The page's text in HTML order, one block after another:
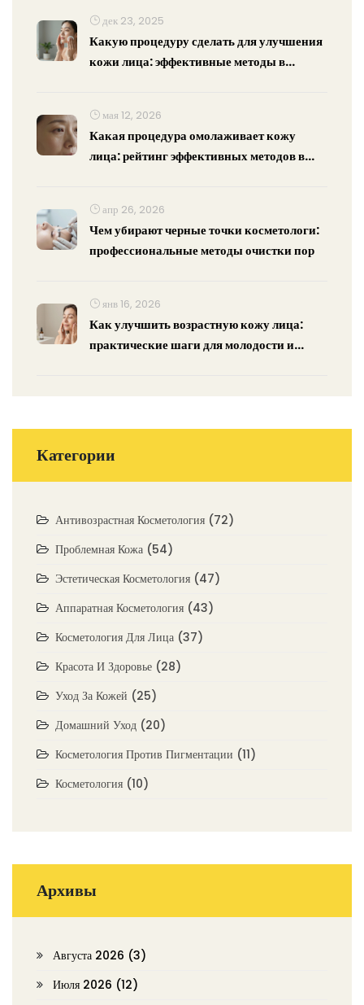
дек 23, 2025
Какую процедуру сделать для улучшения
кожи лица: эффективные методы в
мая 12, 2026
Какая процедура омолаживает кожу
лица: рейтинг эффективных методов в
апр 26, 2026
Чем убирают черные точки косметологи:
профессиональные методы очистки пор
янв 16, 2026
Как улучшить возрастную кожу лица:
практические шаги для молодости и
Категории
Антивозрастная Косметология (72)
Проблемная Кожа (54)
Эстетическая Косметология (47)
Аппаратная Косметология (43)
Косметология Для Лица (37)
Красота И Здоровье (28)
Уход За Кожей (25)
Домашний Уход (20)
Косметология Против Пигментации (11)
Косметология (10)
Архивы
Августа 2026 (3)
Июля 2026 (12)